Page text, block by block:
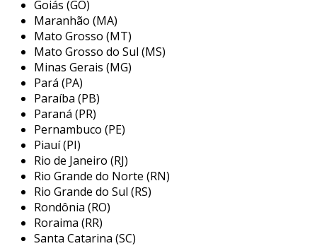
plástico costumam ser mais econômicos,
permitindo que se adquira uma
quantidade maior sem comprometer o
orçamento.
variedade de modelos
em várias formas e tamanhos, adaptando-
se a diferentes peças de roupa, desde
camisas até calças.
leveza: devido ao seu baixo peso,
facilitam a movimentação e a
reorganização no armário.
fácil limpeza: os cabides de plástico
podem ser facilmente limpos com um
pano úmido, mantendo a higiene
Goiás (GO)
Maranhão (MA)
Mato Grosso (MT)
Mato Grosso do Sul (MS)
Minas Gerais (MG)
Pará (PA)
Paraíba (PB)
Paraná (PR)
Pernambuco (PE)
Piauí (PI)
Rio de Janeiro (RJ)
Rio Grande do Norte (RN)
Rio Grande do Sul (RS)
Rondônia (RO)
Roraima (RR)
Santa Catarina (SC)